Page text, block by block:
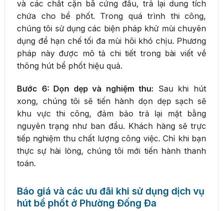
và các chất cặn bã cứng đầu, trả lại dung tích
chứa cho bể phốt. Trong quá trình thi công,
chúng tôi sử dụng các biện pháp khử mùi chuyên
dụng để hạn chế tối đa mùi hôi khó chịu. Phương
pháp này được mô tả chi tiết trong bài viết về
thông hút bể phốt hiệu quả.
Bước 6: Dọn dẹp và nghiệm thu: Sau khi hút
xong, chúng tôi sẽ tiến hành dọn dẹp sạch sẽ
khu vực thi công, đảm bảo trả lại mặt bằng
nguyên trạng như ban đầu. Khách hàng sẽ trực
tiếp nghiệm thu chất lượng công việc. Chỉ khi bạn
thực sự hài lòng, chúng tôi mới tiến hành thanh
toán.
Báo giá và các ưu đãi khi sử dụng dịch vụ
hút bể phốt ở Phường Đống Đa